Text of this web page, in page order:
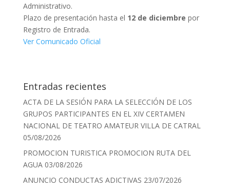
Administrativo.
Plazo de presentación hasta el 12 de diciembre por
Registro de Entrada.
Ver Comunicado Oficial
Entradas recientes
ACTA DE LA SESIÓN PARA LA SELECCIÓN DE LOS
GRUPOS PARTICIPANTES EN EL XIV CERTAMEN
NACIONAL DE TEATRO AMATEUR VILLA DE CATRAL
05/08/2026
PROMOCION TURISTICA PROMOCION RUTA DEL
AGUA 03/08/2026
ANUNCIO CONDUCTAS ADICTIVAS 23/07/2026